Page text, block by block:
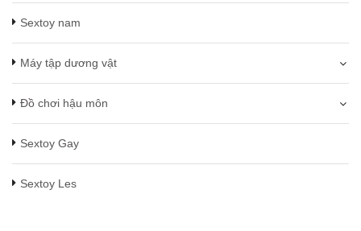
Sextoy nam
Máy tập dương vật
Đồ chơi hậu môn
Sextoy Gay
Sextoy Les